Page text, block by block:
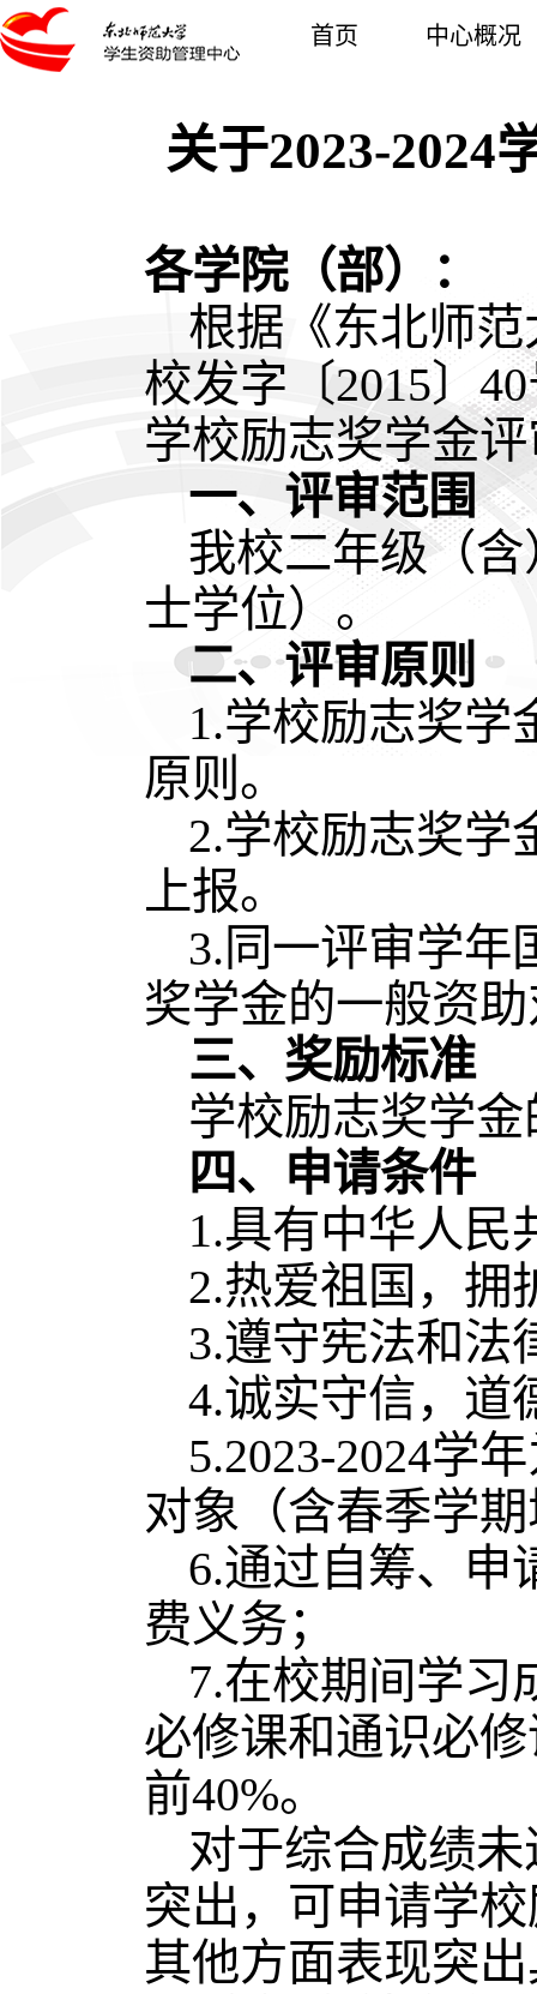
首页 中心概况
关于2023-2024
各学院（部）：
根据《东北师
校发字〔2015〕
学校励志奖学金
一、评审范围
我校二年级（
士学位）。
二、评审原则
1.学校励志奖学
原则。
2.学校励志奖学
上报。
3.同一评审学年
奖学金的一般资
三、奖励标准
学校励志奖学
四、申请条件
1.具有中华人民
2.热爱祖国，拥
3.遵守宪法和法
4.诚实守信，道
5.2023-2024学
对象（含春季学
6.通过自筹、申
费义务；
7.在校期间学习
必修课和通识必
前40%。
对于综合成绩
突出，可申请学
其他方面表现突